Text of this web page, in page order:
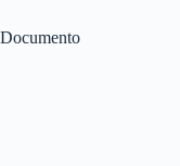
Documento